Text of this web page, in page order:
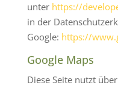
unter https://
in der
Google: https://
Google Maps
Diese Seite nutzt